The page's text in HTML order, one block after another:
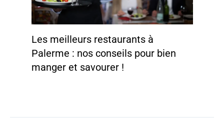
Les meilleurs restaurants à
Palerme : nos conseils pour bien
manger et savourer !